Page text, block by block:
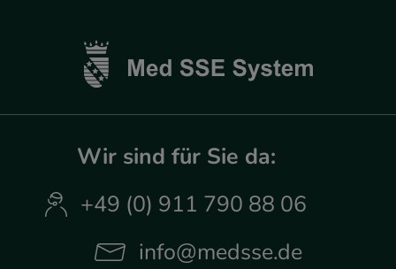
Wir sind für Sie da:
+49 (0) 911 790 88 06
info@medsse.de